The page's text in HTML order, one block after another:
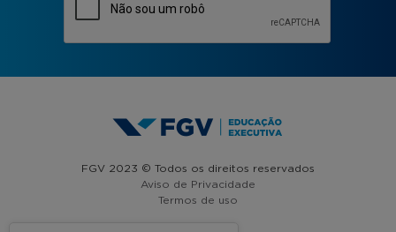
FGV 2023 © Todos os direitos reservados
Aviso de Privacidade
Termos de uso